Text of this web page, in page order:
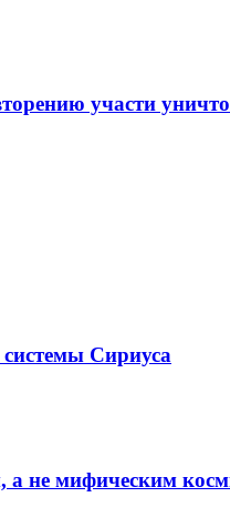
участи
Сириуса
а не мифическим